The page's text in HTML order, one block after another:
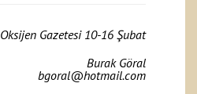
Oksijen Gazetesi 10-16 Şubat
Burak Göral
bgoral@hotmail.com